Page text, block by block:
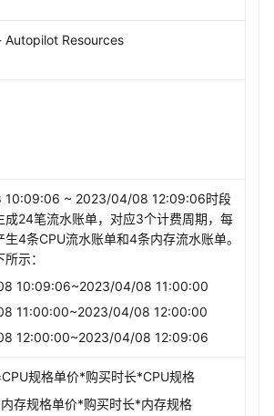
Autopilot Resources
~ 2023/04/08 12:09:06时段
成24笔流水账单，对应3个计费周期，每
4条CPU流水账单和4条内存流水账单。
示：
10:09:06~2023/04/08 11:00:00
11:00:00~2023/04/08 12:00:00
12:00:00~2023/04/08 12:09:06
规格单价*购买时长*CPU规格
存规格单价*购买时长*内存规格